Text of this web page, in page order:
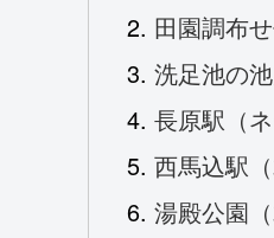
田園調布
洗足池の
長原駅（
西馬込駅
湯殿公園